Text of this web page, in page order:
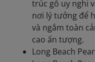
trúc gỗ uy nghi
nơi lý tưởng để
và ngắm toàn
cao ấn tượng.
Long Beach